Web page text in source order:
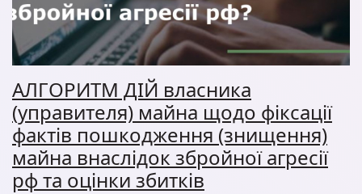
АЛГОРИТМ ДІЙ власника
(управителя) майна щодо фіксації
фактів пошкодження (знищення)
майна внаслідок збройної агресії
рф та оцінки збитків